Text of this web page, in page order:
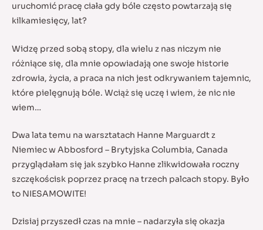
uruchomić pracę ciała gdy bóle często powtarzają się
kilkamiesięcy, lat?
Widzę przed sobą stopy, dla wielu z nas niczym nie
różniące się, dla mnie opowiadają one swoje historie
zdrowia, życia, a praca na nich jest odkrywaniem tajemnic,
które pielęgnują bóle. Wciąż się uczę i wiem, że nic nie
wiem…
Dwa lata temu na warsztatach Hanne Marguardt z
Niemiec w Abbosford – Brytyjska Columbia, Canada
przyglądałam się jak szybko Hanne zlikwidowała roczny
szczękościsk poprzez pracę na trzech palcach stopy. Było
to NIESAMOWITE!
Dzisiaj przyszedł czas na mnie – nadarzyła się okazja